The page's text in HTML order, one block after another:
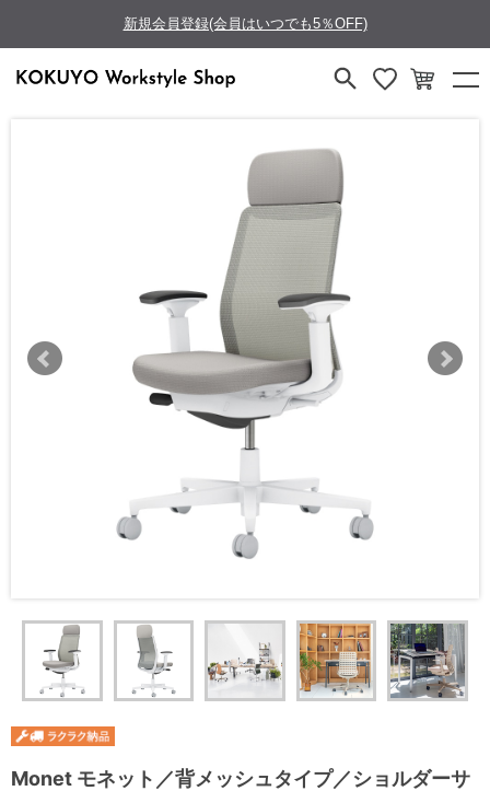
新規会員登録(会員はいつでも5％OFF)
Monet モネット／背メッシュタイプ／ショルダーサ